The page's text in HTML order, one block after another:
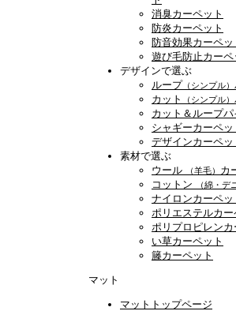
消臭カーペット
防炎カーペット
防音効果カーペッ
遊び毛防止カーペ
デザインで選ぶ
ループ （シンプル）
カット
（シンプル）
カット＆ループ
シャギーカーペッ
デザインカーペッ
素材で選ぶ
ウール
（羊毛） カ
コットン
（綿・デ
ナイロンカーペッ
ポリエステルカー
ポリプロピレンカ
い草カーペット
籐カーペット
マット
マットトップページ